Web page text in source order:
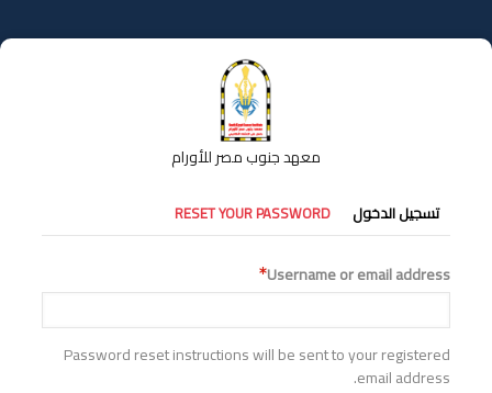
إلى
المحتوى
معهد جنوب مصر للأورام
التبويبات
الأساسية
تسجيل الدخول RESET YOUR PASSWORD
Username or email address
Password reset instructions will be sent to your registered
email address.